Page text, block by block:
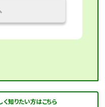
く知りたい方はこちら